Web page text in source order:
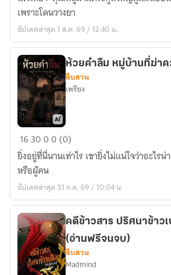
เพราะโดนวางยา
อัปเดตล่าสุด 1 ส.ค. 69 / 12:40 น.
ห้วย
คำ
ลืม
หมู่บ้าน
ที่
ฆ่า
ความ
จริง
ห้วยคำลืม หมู่บ้านที่ฆ่าค
สืบสวน
เพรียง
163000 (0)
ยิ่งอยู่ที่นี่นานเท่าไร เขายิ่งไม่แน่ใจว่าอะไร
หรือผู้คน
อัปเดตล่าสุด 31 ก.ค. 69 / 10:04 น.
คดีข้าวสาร ปริศนาข้าว
(อ่านฟรีจนจบ)
สืบสวน
Madmind